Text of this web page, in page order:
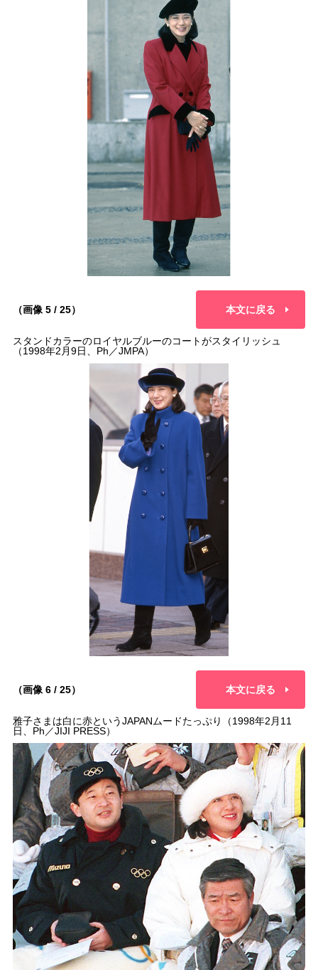
（画像 5 / 25） 本文に戻る
スタンドカラーのロイヤルブルーのコートがスタイリッシュ
（1998年2月9日、Ph／JMPA）
（画像 6 / 25） 本文に戻る
雅子さまは白に赤というJAPANムードたっぷり（1998年2月11
日、Ph／JIJI PRESS）